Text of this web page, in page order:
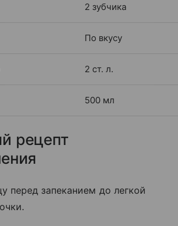
2 зубчика
По вкусу
2 ст. л.
500 мл
рецепт
перед запеканием до легкой